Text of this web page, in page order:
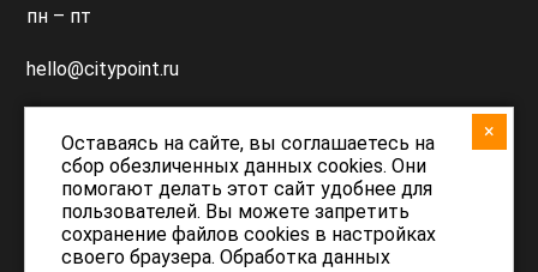
пн – пт
hello@citypoint.ru
support@citypoint.ru
(техподдержка)
Оставаясь на сайте, вы соглашаетесь на
сбор обезличенных данных cookies. Они
помогают делать этот сайт удобнее для
пользователей. Вы можете запретить
сохранение файлов cookies в настройках
своего браузера. Обработка данных
×